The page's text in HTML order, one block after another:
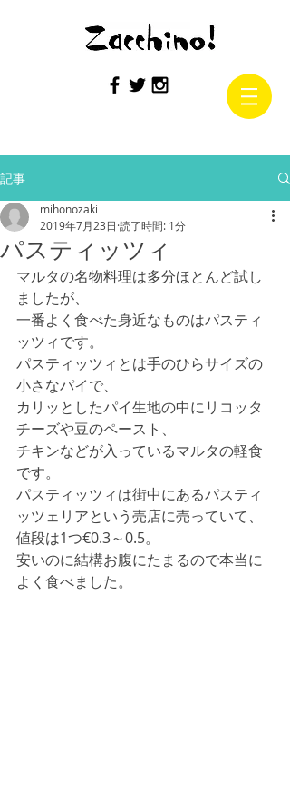
記事
パスティッツィ
mihonozaki
2019年7月23日 読了時間: 1分
マルタの名物料理は多分ほとんど試し
ましたが、
一番よく食べた身近なものはパスティ
ッツィです。
パスティッツィとは手のひらサイズの
小さなパイで、
カリッとしたパイ生地の中にリコッタ
チーズや豆のペースト、
チキンなどが入っているマルタの軽食
です。
パスティッツィは街中にあるパスティ
ッツェリアという売店に売っていて、
値段は1つ€0.3～0.5。
安いのに結構お腹にたまるので本当に
よく食べました。